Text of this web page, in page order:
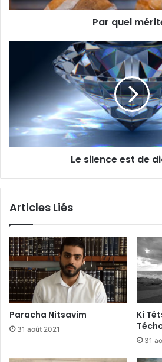
Par quel
Le silence est de
Articles Liés
Paracha Nitsavim
31 août 2021
Ki
31